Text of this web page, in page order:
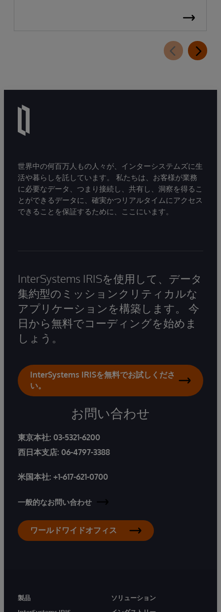
世界中の何百万人もの人々が、インターシステムズに生
活や暮らしを託しています。 私たちは、お客様が業務
に必要なデータ、つまり接続し、共有し、洞察を得るこ
とができるデータに、確実かつリアルタイムにアクセス
できることを保証するために、ここにいます。
InterSystems IRISを使用して、データ
集約型のミッションクリティカルな
アプリケーションを構築します。 今
日から無料でコーディングを始めま
しょう。
InterSystems IRISを無料でお試しくださ
い。
お問い合わせ
東京本社: 03-5321-6200
西日本支店: 06-4797-3388
米国本社: +1-617-621-0700
一般的なお問い合わせ
ワールドワイドオフィス
製品
ソリューション